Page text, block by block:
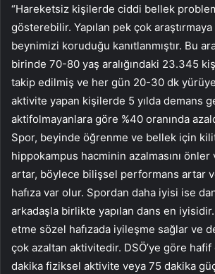
“Hareketsiz kişilerde ciddi bellek
gösterebilir. Yapılan pek çok
beynimizi koruduğu kanıtlanmıştır. Bu
birinde 70-80 yaş aralığındaki 23.345
takip edilmiş ve her gün 20-30 dk
aktivite yapan kişilerde 5 yılda demans
aktifolmayanlara göre %40 oranında
Spor, beyinde öğrenme ve bellek için
hippokampus hacminin azalmasını
artar, böylece bilişsel performans artar
hafıza var olur. Spordan daha iyisi ise
arkadaşla birlikte yapılan dans en
etme sözel hafızada iyileşme sağlar ve
çok azaltan aktivitedir. DSÖ’ye göre
dakika fiziksel aktivite veya 75 dakika